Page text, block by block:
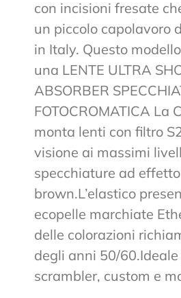
con incisioni fresate
un piccolo capolavoro
in Italy. Questo
una LENTE ULTRA
ABSORBER
FOTOCROMATICA La
monta lenti con filtro
visione ai massimi
specchiature ad
brown.L’elastico
ecopelle marchiate
delle colorazioni
degli anni 50/
scrambler, custom e